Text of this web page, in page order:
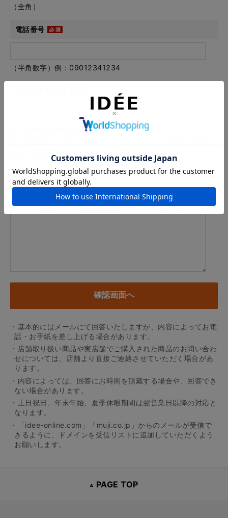
（全角）
電話番号
（半角数字）例：09012341234
例：info@example.com
※「.@ (@の前にドット)」、「.. (ドット2つ)」を含むメール
アドレスはご利用いただけません
内容
※商品に関するお問い合わせ、納期・お届けに関するお問い合
わせの場合には、お住まいの都道府県を必ずご記入ください。
・基本的にはメールにて回答いたしますが、内容によってお電
話・お手紙を差し上げる場合があります。
・店舗取り扱い商品や実店舗でご購入された商品のお問い合わ
せについては、店舗より直接ご連絡させていただく場合があ
ります。
・内容によっては、回答にお時間を頂戴する場合や、回答でき
ない場合があります。
・土日祝日、年末年始、夏季休暇期間は翌営業日以降の対応と
なります。
・「idee-online.com」「muji.co.jp」からのメールが受信で
きるように、ドメインを受信リストに追加していただくよう
お願いします。
PAGE TOP